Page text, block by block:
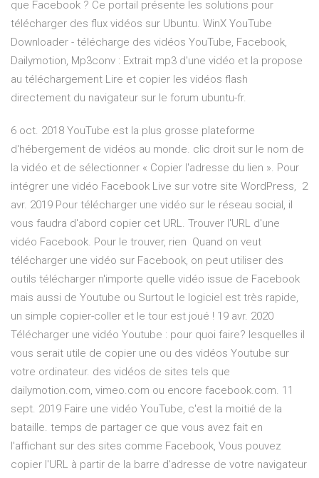
que Facebook ? Ce portail présente les solutions pour
télécharger des flux vidéos sur Ubuntu. WinX YouTube
Downloader - télécharge des vidéos YouTube, Facebook,
Dailymotion, Mp3conv : Extrait mp3 d'une vidéo et la propose
au téléchargement Lire et copier les vidéos flash
directement du navigateur sur le forum ubuntu-fr.
6 oct. 2018 YouTube est la plus grosse plateforme
d'hébergement de vidéos au monde. clic droit sur le nom de
la vidéo et de sélectionner « Copier l'adresse du lien ». Pour
intégrer une vidéo Facebook Live sur votre site WordPress, 2
avr. 2019 Pour télécharger une vidéo sur le réseau social, il
vous faudra d'abord copier cet URL. Trouver l'URL d'une
vidéo Facebook. Pour le trouver, rien Quand on veut
télécharger une vidéo sur Facebook, on peut utiliser des
outils télécharger n'importe quelle vidéo issue de Facebook
mais aussi de Youtube ou Surtout le logiciel est très rapide,
un simple copier-coller et le tour est joué ! 19 avr. 2020
Télécharger une vidéo Youtube : pour quoi faire? lesquelles il
vous serait utile de copier une ou des vidéos Youtube sur
votre ordinateur. des vidéos de sites tels que
dailymotion.com, vimeo.com ou encore facebook.com. 11
sept. 2019 Faire une vidéo YouTube, c'est la moitié de la
bataille. temps de partager ce que vous avez fait en
l'affichant sur des sites comme Facebook, Vous pouvez
copier l'URL à partir de la barre d'adresse de votre navigateur